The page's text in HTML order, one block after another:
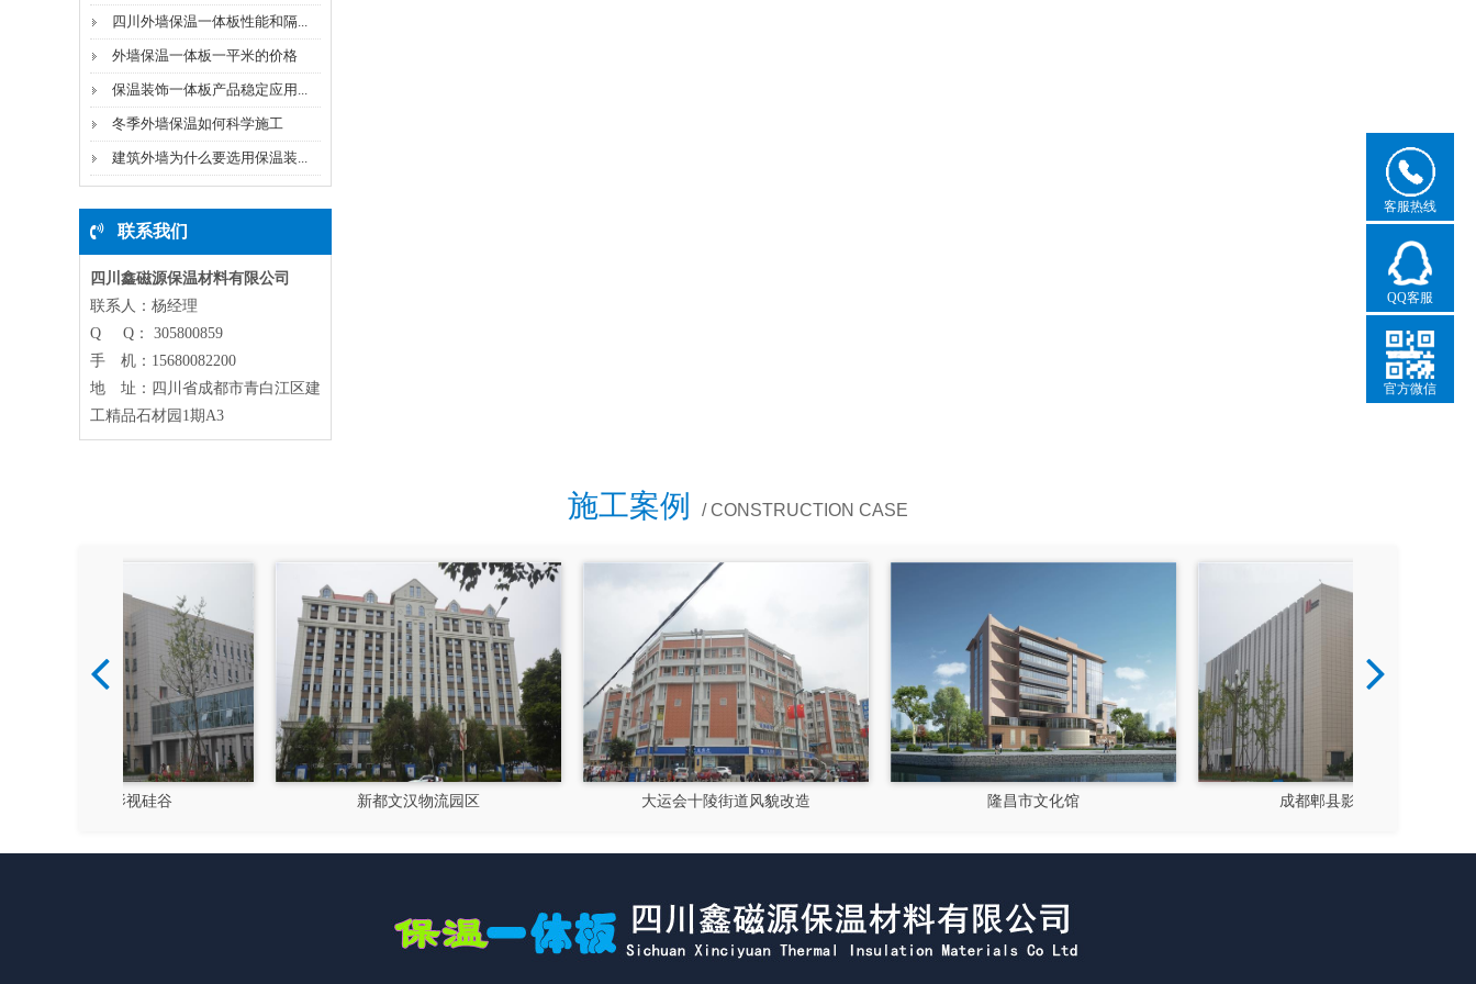
四川外墙保温一体板性能和隔...
外墙保温一体板一平米的价格
保温装饰一体板产品稳定应用...
冬季外墙保温如何科学施工
建筑外墙为什么要选用保温装...
联系我们
四川鑫磁源保温材料有限公司
联系人：杨经理
Q Q： 305800859
手 机：15680082200
地 址：四川省成都市青白江区建
工精品石材园1期A3
施工案例 / CONSTRUCTION CASE
大运会十陵街道风貌改造
客服热线
QQ客服
官方微信